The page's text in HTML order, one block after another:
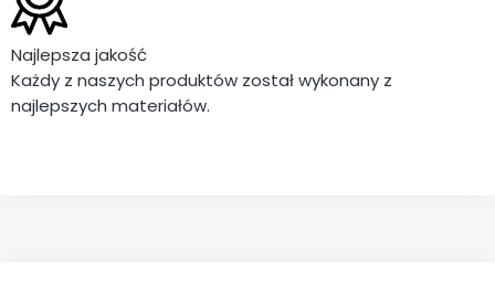
Najlepsza jakość
Każdy z naszych produktów został wykonany z
najlepszych materiałów.